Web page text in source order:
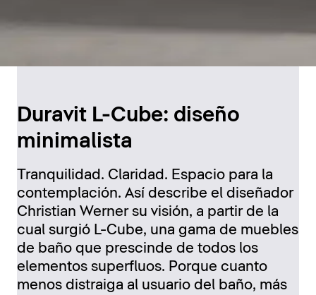
Duravit L-Cube: diseño
minimalista
Tranquilidad. Claridad. Espacio para la
contemplación. Así describe el diseñador
Christian Werner su visión, a partir de la
cual surgió L-Cube, una gama de muebles
de baño que prescinde de todos los
elementos superfluos. Porque cuanto
menos distraiga al usuario del baño, más